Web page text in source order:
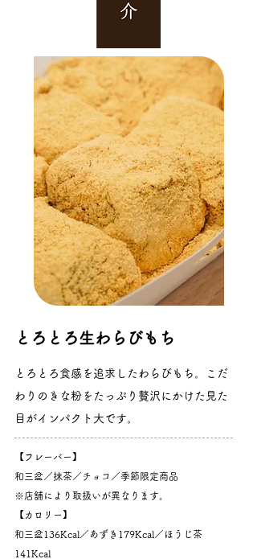
とろとろ生わらびもち
とろとろ食感を追求したわらびもち。こだ
わりのきな粉をたっぷり贅沢にかけた見た
目がインパクト大です。
【フレーバー】
和三盆／抹茶／チョコ／季節限定商品
​※店舗により取扱いが異なります。
【カロリー】
和三盆136Kcal／あずき179Kcal／ほうじ茶
141Kcal